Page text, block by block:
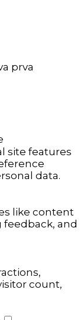
prva
site features
data.
like content
and
count,